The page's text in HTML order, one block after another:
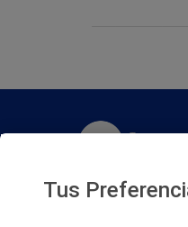
Twitter
Facebook
Tus